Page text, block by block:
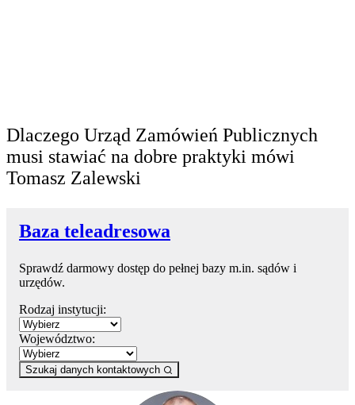
Dlaczego Urząd Zamówień Publicznych
musi stawiać na dobre praktyki mówi
Tomasz Zalewski
Baza teleadresowa
Sprawdź darmowy dostęp do pełnej bazy m.in. sądów i
urzędów.
Rodzaj instytucji:
Województwo:
Szukaj danych kontaktowych